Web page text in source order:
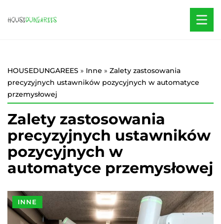
HOUSEDUNGAREES » Inne » Zalety zastosowania
precyzyjnych ustawników pozycyjnych w automatyce
przemysłowej
Zalety zastosowania
precyzyjnych ustawników
pozycyjnych w
automatyce przemysłowej
INNE